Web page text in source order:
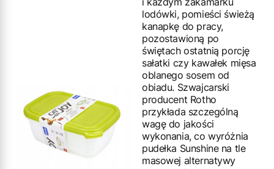
lodówki, pomieści świeżą
kanapkę do pracy,
pozostawioną po
świętach ostatnią porcję
sałatki czy kawałek mięsa
oblanego sosem od
obiadu. Szwajcarski
producent Rotho
przykłada szczególną
wagę do jakości
wykonania, co wyróżnia
pudełka Sunshine na tle
masowej alternatywy